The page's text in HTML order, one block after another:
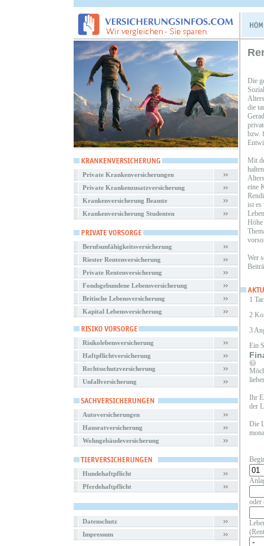
Private Krankenversicherungen
Private Krankenzusatzversicherung
Krankenversicherung Beamte
Krankenversicherung Studenten
Berufsunfähigkeitsversicherung
Riester Rentenversicherung
Private Rentenversicherung
Fondsgebundene Lebensversicherung
Britische Lebensversicherung
Kapital Lebensversicherung
Risikolebensversicherung
Haftpflichtversicherung
Rechtsschutzversicherung
Unfallversicherung
Autoversicherungen
Hausratversicherung
Wohngebäudeversicherung
Hundehaftpflicht
Pferdehaftpflicht
Datenschutz
Impressum
Die
die
bzw.
Mit
eine
ist es
Wer
1
2
3
Ein
Ihr
der
Die
oder